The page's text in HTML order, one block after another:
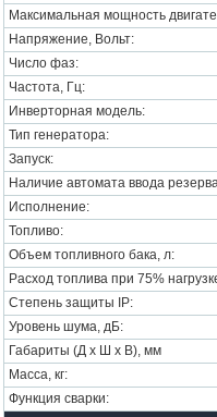
Максимальная мощность
Напряжение, Вольт:
Число фаз:
Частота, Гц:
Инверторная модель:
Тип генератора:
Запуск:
Наличие автомата ввода
Исполнение:
Топливо:
Объем топливного бака, л:
Расход топлива при 75%
Степень защиты IP:
Уровень шума, дБ:
Габариты (Д х Ш х В), мм
Масса, кг:
Функция сварки: